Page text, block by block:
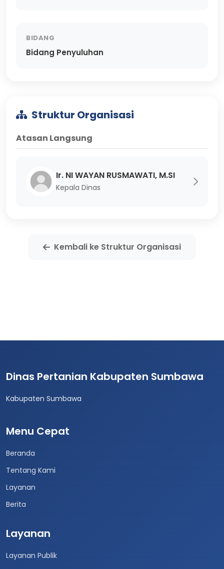
BIDANG
Bidang Penyuluhan
Struktur Organisasi
Atasan Langsung
Ir. NI WAYAN RUSMAWATI, M.SI
Kepala Dinas
Kembali ke Struktur Organisasi
Dinas Pertanian Kabupaten Sumbawa
Kabupaten Sumbawa
Menu Cepat
Beranda
Tentang Kami
Layanan
Berita
Layanan
Layanan Publik